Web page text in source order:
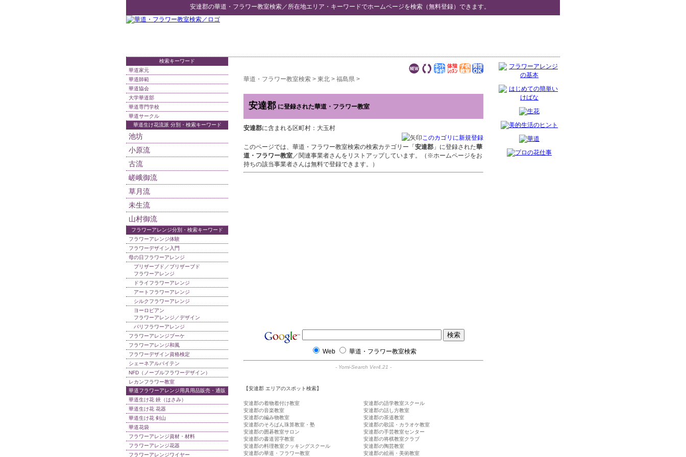
安達郡の華道・フラワー教室検索／所在地エリア・キーワードでホームページを検索（無料登録）できます。
華道・フラワー教室検索 > 東北 > 福島県 >
安達郡 に登録された華道・フラワー教室
安達郡に含まれる区町村：大玉村
このカゴリに新規登録
このページでは、華道・フラワー教室検索の検索カテゴリー「 安達郡 」に登録された華
道・フラワー教室／関連事業者さんをリストアップしています。（※ホームページをお
持ちの該当事業者さんは無料で登録できます。）
Web 華道・フラワー教室検索
- Yomi-Search Ver4.21 -
【安達郡 エリアのスポット検索】
安達郡の着物着付け教室
安達郡の語学教室スクール
安達郡の音楽教室
安達郡の話し方教室
安達郡の編み物教室
安達郡の茶道教室
安達郡のそろばん珠算教室・塾
安達郡の歌謡・カラオケ教室
安達郡の囲碁教室サロン
安達郡の手芸教室センター
安達郡の書道習字教室
安達郡の将棋教室クラブ
安達郡の料理教室クッキングスクール
安達郡の陶芸教室
安達郡の華道・フラワー教室
安達郡の絵画・美術教室
検索キーワード
華道家元
華道師範
華道協会
大学華道部
華道専門学校
華道サークル
華道生け花流派 分別・検索キーワード
池坊
小原流
古流
嵯峨御流
草月流
未生流
山村御流
フラワーアレンジ分別・検索キーワード
フラワーアレンジ体験
フラワーデザイン入門
母の日フラワーアレンジ
プリザーブド／ブリザーブド
フラワーアレンジ
ドライフラワーアレンジ
アートフラワーアレンジ
シルクフラワーアレンジ
ヨーロピアン
フラワーアレンジ／デザイン
パリフラワーアレンジ
フラワーアレンジブーケ
フラワーアレンジ和風
フラワーデザイン資格検定
シェーネアルバイテン
NFD（ノーブルフラワーデザイン）
レカンフラワー教室
華道フラワーアレンジ用具用品販売・通販
華道生け花 鋏（はさみ）
華道生け花 花器
華道生け花 剣山
華道花袋
フラワーアレンジ資材・材料
フラワーアレンジ花器
フラワーアレンジワイヤー